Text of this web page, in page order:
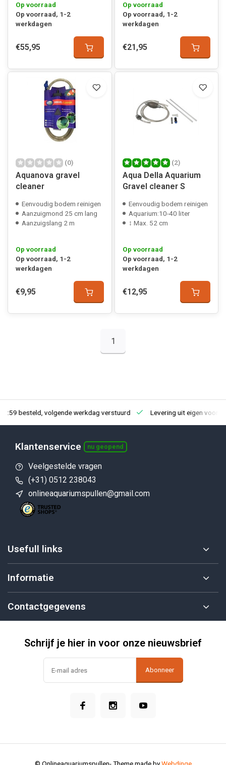
Op voorraad
Op voorraad, 1-2
werkdagen
€55,95
Op voorraad
Op voorraad, 1-2
werkdagen
€21,95
(0)
Aquanova gravel
cleaner
Eenvoudig bodem reinigen
Aanzuigmond 25 cm lang
Aanzuigslang 2 m
Op voorraad
Op voorraad, 1-2
werkdagen
€9,95
(2)
Aqua Della Aquarium
Gravel cleaner S
Eenvoudig bodem reinigen
Aquarium:10-40 liter
↕ Max. 52 cm
Op voorraad
Op voorraad, 1-2
werkdagen
€12,95
1
besteld, volgende werkdag verstuurd Levering uit eigen
Klantenservice nu geopend
Veelgestelde vragen
(+31) 0512 238043
onlineaquariumspullen@gmail.com
Usefull links
Informatie
Contactgegevens
Schrijf je hier in voor onze nieuwsbrief
Abonneer